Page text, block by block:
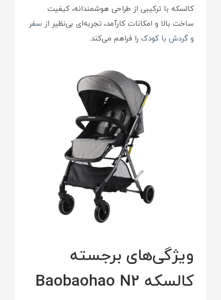
کالسکه با ترکیبی از طراحی هوشمندانه، کیفیت
ساخت بالا و امکانات کارآمد، تجربه‌ای بی‌نظیر از سفر
و گردش با کودک را فراهم می‌کند.
ویژگی‌های برجسته
کالسکه Baobaohao N2